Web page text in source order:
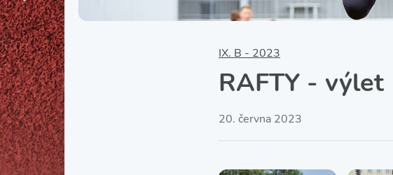
IX. B - 2023
RAFTY - výlet
20. června 2023